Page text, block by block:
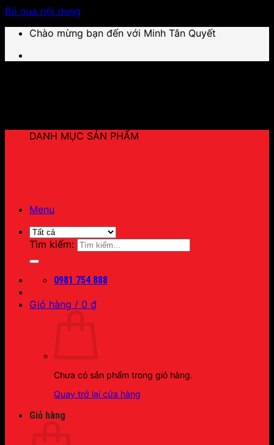
Bỏ qua nội dung
Chào mừng bạn đến với Minh Tân Quyết
Menu
Tìm kiếm:
0981 754 888
Giỏ hàng / 0 ₫
Chưa có sản phẩm trong giỏ hàng.
Quay trở lại cửa hàng
Giỏ hàng
DANH MỤC SẢN PHẨM